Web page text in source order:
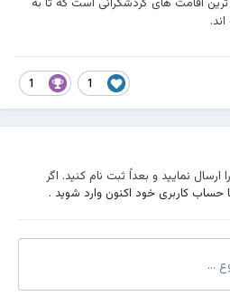
نمایید و بعداً ثبت نام کنید. اگر
حساب کاربری خود اکنون وارد شوید.
...